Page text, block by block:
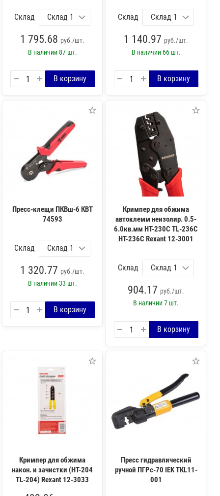
Склад
1 795.68 руб./шт.
В наличии87 шт.
Склад
1 140.97 руб./шт.
В наличии 66 шт.
Пресс-клещи ПКВш-6 КВТ
74593
Склад
1 320.77 руб./шт.
В наличии33 шт.
Кримпер для обжима
автоклемм неизолир. 0.5-
6.0кв.мм HT-230С TL-236C
HT-236C Rexant 12-3001
Склад
904.17 руб./шт.
В наличии7 шт.
Кримпер для обжима
након. и зачистки (HT-204
TL-204) Rexant 12-3033
Пресс гидравлический
ручной ПГРc-70 IEK TKL11-
001